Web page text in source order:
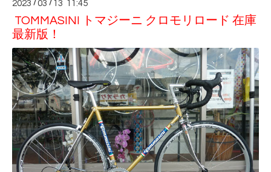
2023 /03 / 13 11:45
TOMMASINI トマジーニ クロモリロード 在庫
最新版！